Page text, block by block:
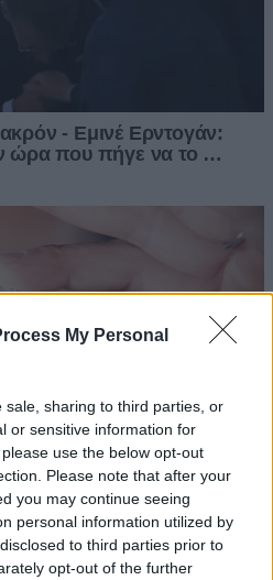
My Personal
sale, sharing to third parties, or
or sensitive information for
use the below opt-out
Please note that after your
you may continue seeing
personal information utilized by
to third parties prior to
opt-out of the further